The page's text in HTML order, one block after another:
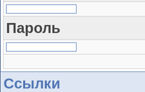
Пароль
Ссылки